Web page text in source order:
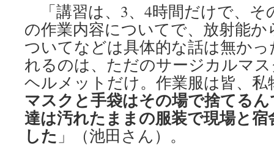
「講習は、3、4時間だけで、そ
の作業内容についてで、放射能
ついてなどは具体的な話は無か
れるのは、ただのサージカルマ
ヘルメットだけ。作業服は皆、私
マスクと手袋はその場で捨てる
達は汚れたままの服装で現場と
した 」（池田さん）。